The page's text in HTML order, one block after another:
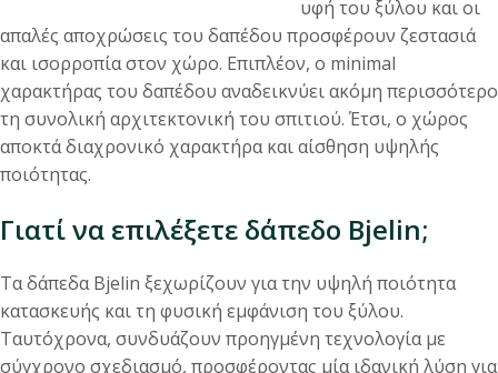
υφή του ξύλου και οι
απαλές αποχρώσεις του δαπέδου προσφέρουν ζεστασιά
και ισορροπία στον χώρο. Επιπλέον, ο minimal
χαρακτήρας του δαπέδου αναδεικνύει ακόμη περισσότερο
τη συνολική αρχιτεκτονική του σπιτιού. Έτσι, ο χώρος
αποκτά διαχρονικό χαρακτήρα και αίσθηση υψηλής
ποιότητας.
Γιατί να επιλέξετε δάπεδο Bjelin;
Τα δάπεδα Bjelin ξεχωρίζουν για την υψηλή ποιότητα
κατασκευής και τη φυσική εμφάνιση του ξύλου.
Ταυτόχρονα, συνδυάζουν προηγμένη τεχνολογία με
σύγχρονο σχεδιασμό, προσφέροντας μία ιδανική λύση για